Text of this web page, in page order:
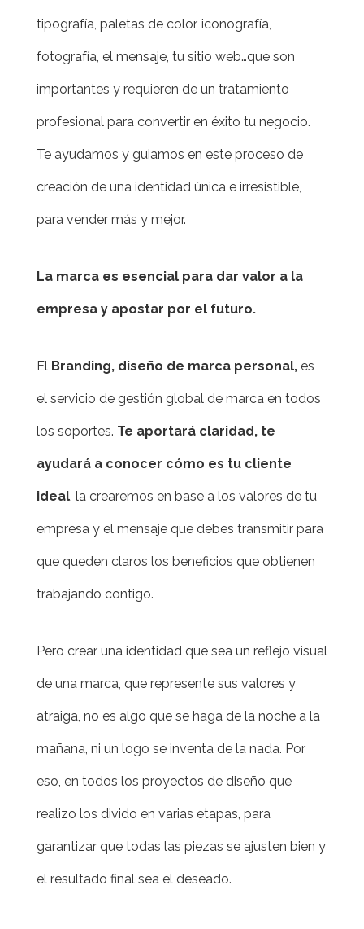
tipografía, paletas de color, iconografía,
fotografía, el mensaje, tu sitio web…que son
importantes y requieren de un tratamiento
profesional para convertir en éxito tu negocio.
Te ayudamos y guiamos en este proceso de
creación de una identidad única e irresistible,
para vender más y mejor.
La marca es esencial para dar valor a la
empresa y apostar por el futuro.
El Branding, diseño de marca personal,es
el servicio de gestión global de marca en todos
los soportes. Te aportará claridad, te
ayudará a conocer cómo es tu cliente
ideal, la crearemos en base a los valores de tu
empresa y el mensaje que debes transmitir para
que queden claros los beneficios que obtienen
trabajando contigo.
Pero crear una identidad que sea un reflejo visual
de una marca, que represente sus valores y
atraiga, no es algo que se haga de la noche a la
mañana, ni un logo se inventa de la nada. Por
eso, en todos los proyectos de diseño que
realizo los divido en varias etapas, para
garantizar que todas las piezas se ajusten bien y
el resultado final sea el deseado.